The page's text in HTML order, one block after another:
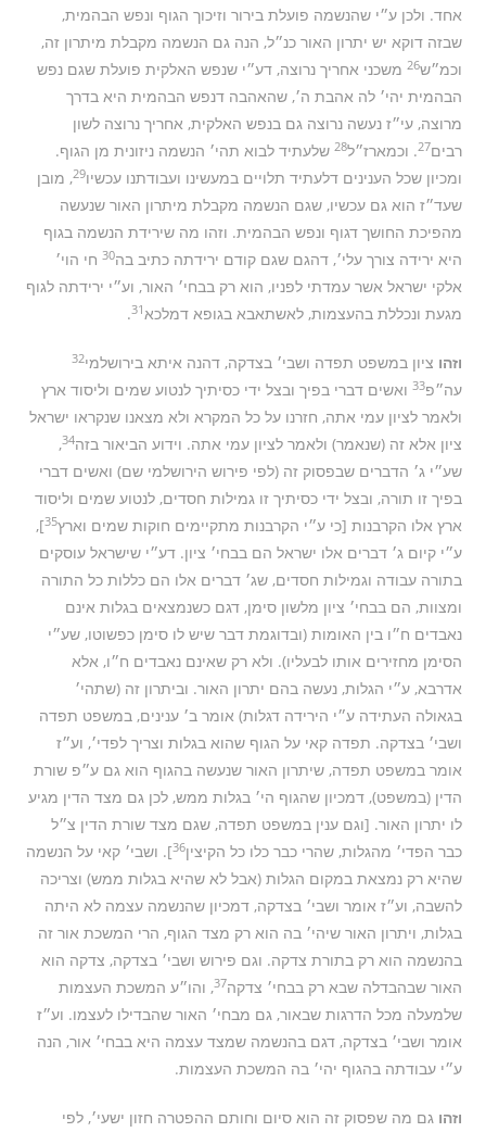
אחד. ולכן ע״י שהנשמה פועלת בירור וזיכוך הגוף ונפש הבהמית,
שבזה דוקא יש יתרון האור כנ״ל, הנה גם הנשמה מקבלת מיתרון זה,
וכמ״ש26 משכני אחריך נרוצה, דע״י שנפש האלקית פועלת שגם נפש
הבהמית יהי׳ לה אהבת ה׳, שהאהבה דנפש הבהמית היא בדרך
מרוצה, עי״ז נעשה נרוצה גם בנפש האלקית, אחריך נרוצה לשון
רבים27. וכמארז״ל28 שלעתיד לבוא תהי׳ הנשמה ניזונית מן הגוף.
ומכיון שכל הענינים דלעתיד תלויים במעשינו ועבודתנו עכשיו29, מובן
שעד״ז הוא גם עכשיו, שגם הנשמה מקבלת מיתרון האור שנעשה
מהפיכת החושך דגוף ונפש הבהמית. וזהו מה שירידת הנשמה בגוף
היא ירידה צורך עלי׳, דהגם שגם קודם ירידתה כתיב בה30 חי הוי׳
אלקי ישראל אשר עמדתי לפניו, הוא רק בבחי׳ האור, וע״י ירידתה לגוף
מגעת ונכללת בהעצמות, לאשתאבא בגופא דמלכא31
.
וזהו ציון במשפט תפדה ושבי׳ בצדקה, דהנה איתא בירושלמי32
עה״פ33 ואשים דברי בפיך ובצל ידי כסיתיך לנטוע שמים וליסוד ארץ
ולאמר לציון עמי אתה, חזרנו על כל המקרא ולא מצאנו שנקראו ישראל
ציון אלא זה (שנאמר) ולאמר לציון עמי אתה. וידוע הביאור בזה34
,
שע״י ג׳ הדברים שבפסוק זה (לפי פירוש הירושלמי שם) ואשים דברי
בפיך זו תורה, ובצל ידי כסיתיך זו גמילות חסדים, לנטוע שמים וליסוד
ארץ אלו הקרבנות [כי ע״י הקרבנות מתקיימים חוקות שמים וארץ35
],
ע״י קיום ג׳ דברים אלו ישראל הם בבחי׳ ציון. דע״י שישראל עוסקים
בתורה עבודה וגמילות חסדים, שג׳ דברים אלו הם כללות כל התורה
ומצוות, הם בבחי׳ ציון מלשון סימן, דגם כשנמצאים בגלות אינם
נאבדים ח״ו בין האומות (ובדוגמת דבר שיש לו סימן כפשוטו, שע״י
הסימן מחזירים אותו לבעליו). ולא רק שאינם נאבדים ח״ו, אלא
אדרבא, ע״י הגלות, נעשה בהם יתרון האור. וביתרון זה (שתהי׳
בגאולה העתידה ע״י הירידה דגלות) אומר ב׳ ענינים, במשפט תפדה
ושבי׳ בצדקה. תפדה קאי על הגוף שהוא בגלות וצריך לפדי׳, וע״ז
אומר במשפט תפדה, שיתרון האור שנעשה בהגוף הוא גם ע״פ שורת
הדין (במשפט), דמכיון שהגוף הי׳ בגלות ממש, לכן גם מצד הדין מגיע
לו יתרון האור. [וגם ענין במשפט תפדה, שגם מצד שורת הדין צ״ל
כבר הפדי׳ מהגלות, שהרי כבר כלו כל הקיצין36]. ושבי׳ קאי על הנשמה
שהיא רק נמצאת במקום הגלות (אבל לא שהיא בגלות ממש) וצריכה
להשבה, וע״ז אומר ושבי׳ בצדקה, דמכיון שהנשמה עצמה לא היתה
בגלות, ויתרון האור שיהי׳ בה הוא רק מצד הגוף, הרי המשכת אור זה
בהנשמה הוא רק בתורת צדקה. וגם פירוש ושבי׳ בצדקה, צדקה הוא
האור שבהבדלה שבא רק בבחי׳ צדקה37, והו״ע המשכת העצמות
שלמעלה מכל הדרגות שבאור, גם מבחי׳ האור שהבדילו לעצמו. וע״ז
אומר ושבי׳ בצדקה, דגם בהנשמה שמצד עצמה היא בבחי׳ אור, הנה
ע״י עבודתה בהגוף יהי׳ בה המשכת העצמות.
וזהוגם מה שפסוק זה הוא סיום וחותם ההפטרה חזון ישעי׳, לפי